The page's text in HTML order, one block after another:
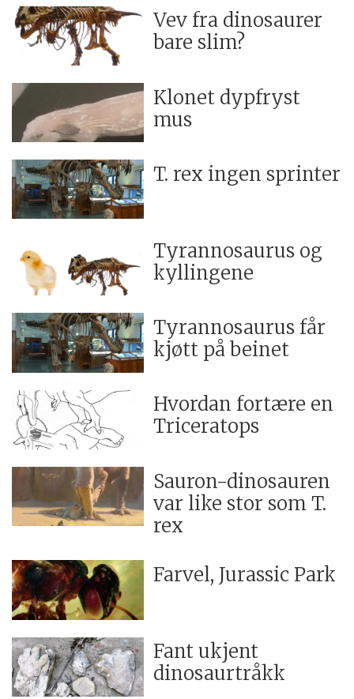
Vev fra dinosaurer
bare slim?
Klonet dypfryst
mus
T. rex ingen sprinter
Tyrannosaurus og
kyllingene
Tyrannosaurus får
kjøtt på beinet
Hvordan fortære en
Triceratops
Sauron-dinosauren
var like stor som T.
rex
Farvel, Jurassic Park
Fant ukjent
dinosaurtråkk